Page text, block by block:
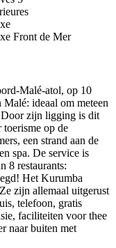
Malé-atol, op 10
ideaal om meteen
Door zijn ligging is dit
toerisme op de
een strand aan de
spa. De service is
8 restaurants:
Het Kurumba
zijn allemaal uitgerust
telefoon, gratis
faciliteiten voor thee
naar buiten met